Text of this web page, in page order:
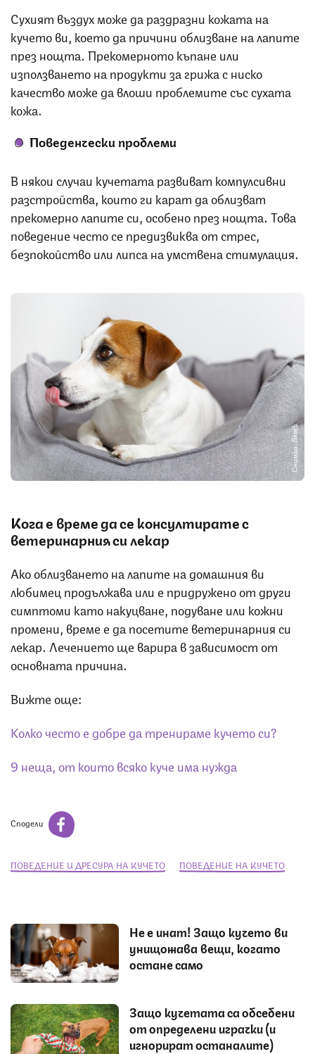
Сухият въздух може да раздразни кожата на
кучето ви, което да причини облизване на лапите
през нощта. Прекомерното къпане или
използването на продукти за грижа с ниско
качество може да влоши проблемите със сухата
кожа.
Поведенчески проблеми
В някои случаи кучетата развиват компулсивни
разстройства, които ги карат да облизват
прекомерно лапите си, особено през нощта. Това
поведение често се предизвиква от стрес,
безпокойство или липса на умствена стимулация.
Снимка: iStock
Кога е време да се консултирате с
ветеринарния си лекар
Ако облизването на лапите на домашния ви
любимец продължава или е придружено от други
симптоми като накуцване, подуване или кожни
промени, време е да посетите ветеринарния си
лекар. Лечението ще варира в зависимост от
основната причина.
Вижте още:
Колко често е добре да тренираме кучето си?
9 неща, от които всяко куче има нужда
Сподели
ПОВЕДЕНИЕ И ДРЕСУРА НА КУЧЕТО ПОВЕДЕНИЕ НА КУЧЕТО
Не е инат! Защо кучето ви
унищожава вещи, когато
остане само
Защо кучетата са обсебени
от определени играчки (и
игнорират останалите)